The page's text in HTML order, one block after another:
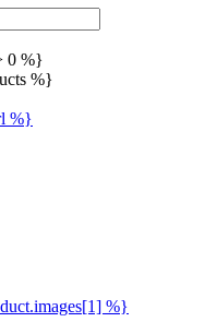
0 %}
%}
%}
%}